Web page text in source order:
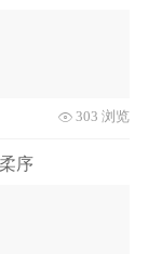
303 浏览
序